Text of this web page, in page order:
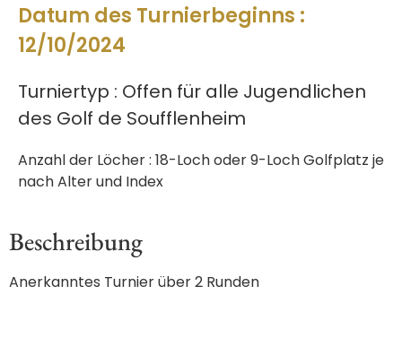
Datum des Turnierbeginns :
12/10/2024
Turniertyp : Offen für alle Jugendlichen
des Golf de Soufflenheim
Anzahl der Löcher : 18-Loch oder 9-Loch Golfplatz je
nach Alter und Index
Beschreibung
Anerkanntes Turnier über 2 Runden